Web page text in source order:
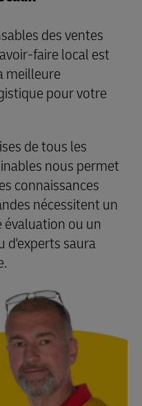
des ventes
faire local est
meilleure
pour votre
de tous les
nous permet
connaissances
nécessitent un
évaluation ou un
d'experts saura